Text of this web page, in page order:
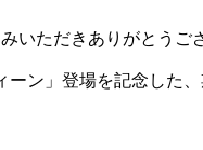
いただきありがとうご
ン」登場を記念した